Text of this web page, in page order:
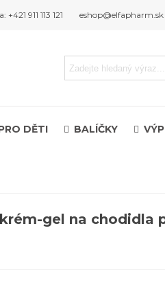
+421 911 113 121 eshop@elfapharm.sk
DĚTI BALÍČKY
gel na chodidla